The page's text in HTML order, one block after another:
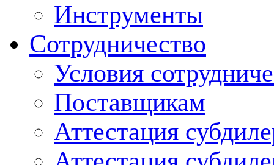
Инструменты
Сотрудничество
Условия
Поставщикам
Аттестация